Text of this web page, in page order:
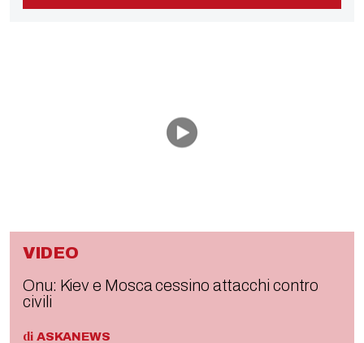
VIDEO
Onu: Kiev e Mosca cessino attacchi contro
civili
di ASKANEWS